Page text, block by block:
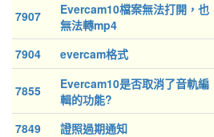
7907
Evercam10檔案無法打開，也
無法轉mp4
7904 evercam格式
7855
Evercam10是否取消了音軌編
輯的功能?
7849 證照過期通知